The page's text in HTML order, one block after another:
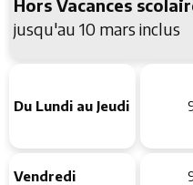
Hors Vacances
jusqu'au 10 mars inclus
Du Lundi au Jeudi
Vendredi